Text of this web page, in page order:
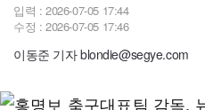
입력 : 2026-07-05 17:44
수정 : 2026-07-05 17:46
이동준 기자 blondie@segye.com